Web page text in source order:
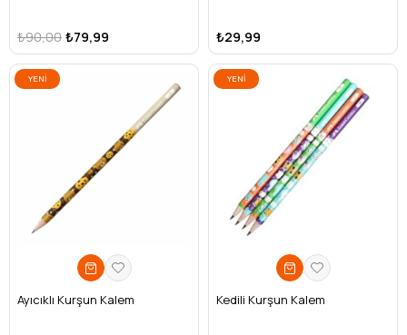
₺79,99
₺90,00 ₺29,99
Ayıcıklı Kurşun Kalem
YENI
Kedili Kurşun Kalem
YENI